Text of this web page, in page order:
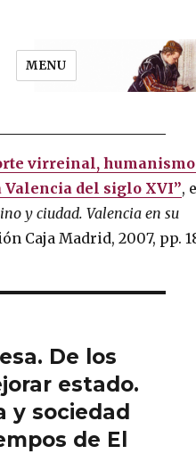
MENU
virreinal,
del siglo XVI”,
y ciudad. Valencia en su
Caja Madrid, 2007, pp.
De los
estado.
y sociedad
de El